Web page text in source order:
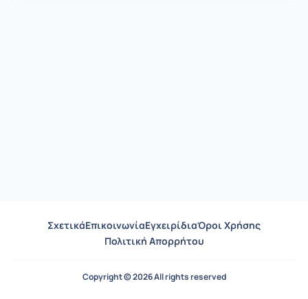
ΣχετικάΕπικοινωνίαΕγχειρίδιαΌροι Χρήσης
Πολιτική Απορρήτου
Copyright © 2026 All rights reserved